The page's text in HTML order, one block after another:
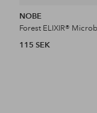
NOBE
115 SEK